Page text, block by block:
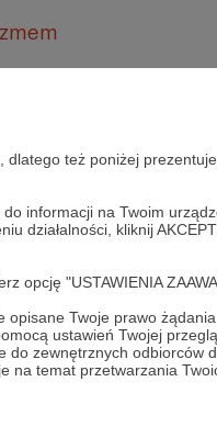
dlatego też poniżej
informacji na Twoim
działalności, kliknij
opcję "USTAWIENIA
opisane Twoje prawo żądania
ustawień Twojej
do zewnętrznych odbiorców
na temat przetwarzania
Zobacz profil autora